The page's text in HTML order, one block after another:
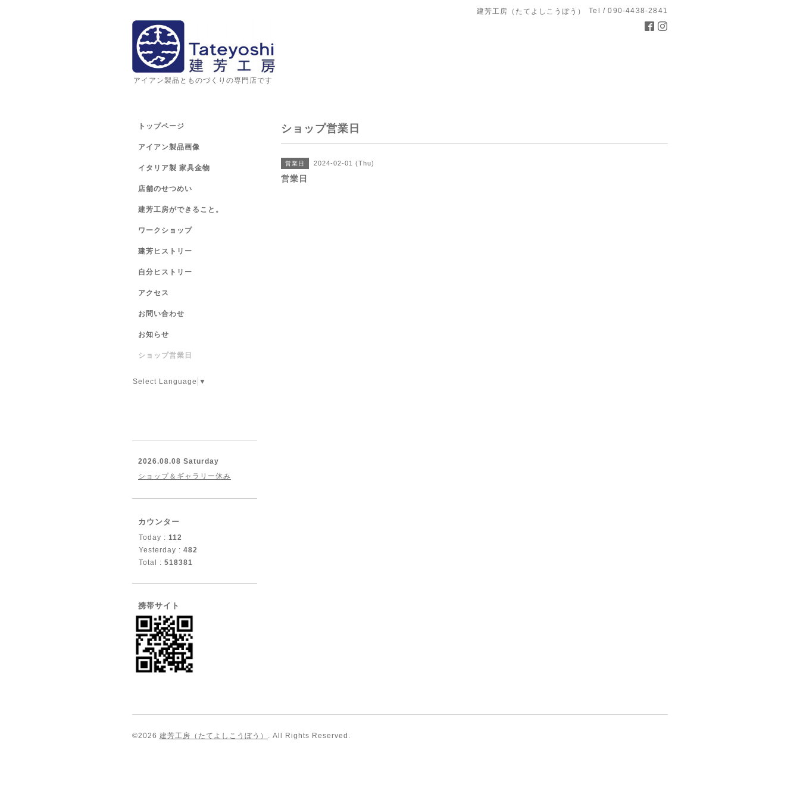
建芳工房（たてよしこうぼう） Tel / 090-4438-2841
アイアン製品とものづくりの専門店です
ショップ営業日
営業日 2024-02-01 (Thu)
営業日
トップページ
アイアン製品画像
イタリア製 家具金物
店舗のせつめい
建芳工房ができること。
ワークショップ
建芳ヒストリー
自分ヒストリー
アクセス
お問い合わせ
お知らせ
ショップ営業日
Select Language ▼
2026.08.08 Saturday
ショップ＆ギャラリー休み
カウンター
Today : 112
Yesterday : 482
Total : 518381
携帯サイト
©2026 建芳工房（たてよしこうぼう） . All Rights Reserved.